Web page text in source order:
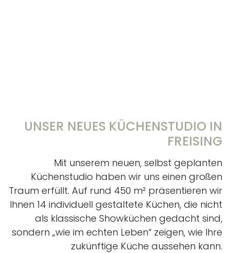
UNSER NEUES KÜCHENSTUDIO IN
FREISING
Mit unserem neuen, selbst geplanten
Küchenstudio haben wir uns einen großen
Traum erfüllt. Auf rund 450 m² präsentieren wir
Ihnen 14 individuell gestaltete Küchen, die nicht
als klassische Showküchen gedacht sind,
sondern „wie im echten Leben“ zeigen, wie Ihre
zukünftige Küche aussehen kann.